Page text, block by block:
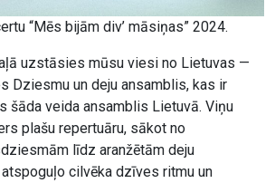
“Mēs bijām div’ māsiņas” 2024.
uzstāsies mūsu viesi no Lietuvas —
Dziesmu un deju ansamblis, kas ir
šāda veida ansamblis Lietuvā. Viņu
plašu repertuāru, sākot no
līdz aranžētām deju
cilvēka dzīves ritmu un